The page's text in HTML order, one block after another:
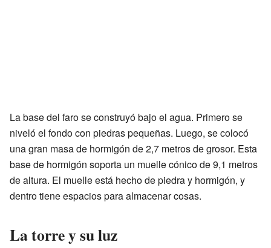
La base del faro se construyó bajo el agua. Primero se
niveló el fondo con piedras pequeñas. Luego, se colocó
una gran masa de hormigón de 2,7 metros de grosor. Esta
base de hormigón soporta un muelle cónico de 9,1 metros
de altura. El muelle está hecho de piedra y hormigón, y
dentro tiene espacios para almacenar cosas.
La torre y su luz